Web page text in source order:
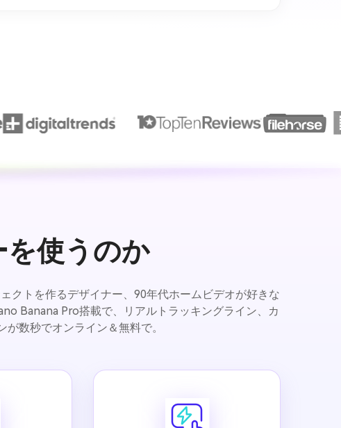
使うのか
クトを作るデザイナー、90年代ホームビデオが好きな
Banana Pro搭載で、リアルトラッキングライン、カ
数秒でオンライン＆無料で。